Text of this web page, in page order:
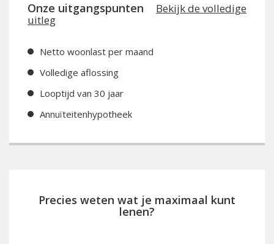
Onze uitgangspunten
Bekijk de volledige
uitleg
Netto woonlast per maand
Volledige aflossing
Looptijd van 30 jaar
Annuïteitenhypotheek
Precies weten wat je maximaal kunt
lenen?